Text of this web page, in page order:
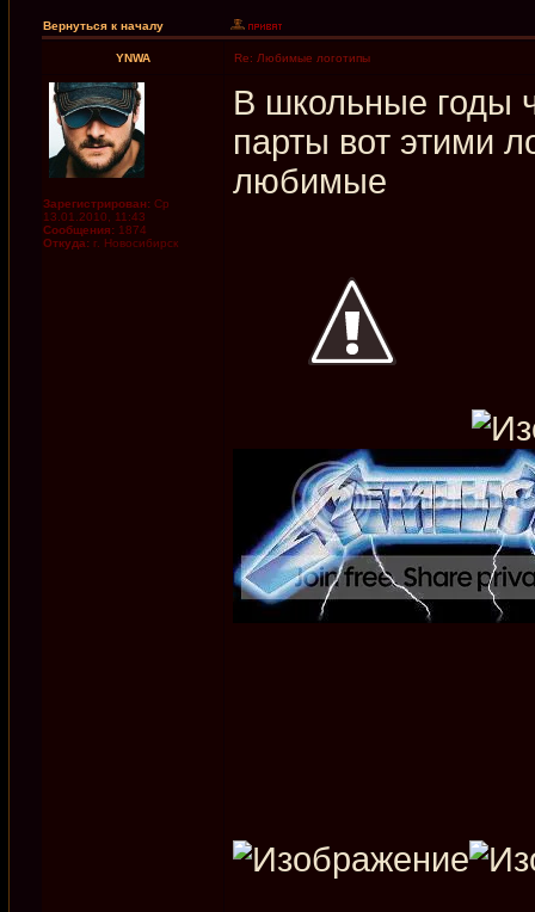
Вернуться к началу
YNWA Re: Любимые логотипы
Зарегистрирован: Ср
13.01.2010, 11:43
Сообщения: 1874
Откуда: г. Новосибирск
В школьные годы
парты вот этими
любимые